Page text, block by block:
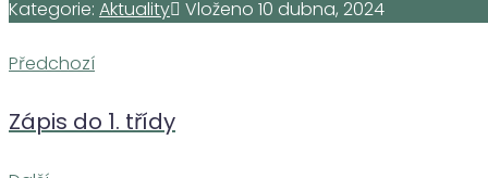
Kategorie: Aktuality Vloženo 10 dubna, 2024
Navigace
pro
Předchozí
Předchozí
Zápis do 1. třídy